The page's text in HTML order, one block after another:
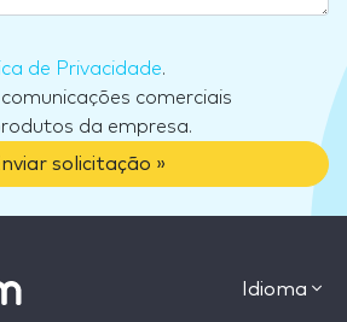
de Privacidade.
comerciais
da empresa.
solicitação »
Idioma